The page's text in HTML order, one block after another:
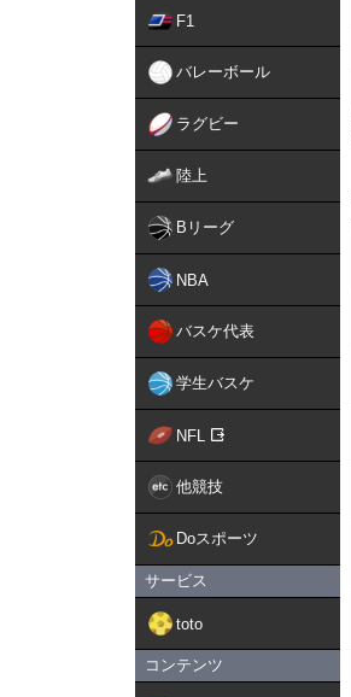
F1
バレーボール
ラグビー
陸上
Bリーグ
NBA
バスケ代表
学生バスケ
NFL
他競技
Doスポーツ
サービス
toto
コンテンツ